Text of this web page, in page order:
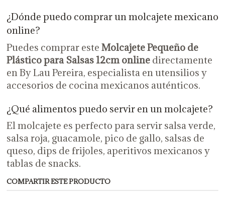
¿Dónde puedo comprar un molcajete mexicano
online?
Puedes comprar este Molcajete Pequeño de
Plástico para Salsas 12cm onlinedirectamente
en By Lau Pereira, especialista en utensilios y
accesorios de cocina mexicanos auténticos.
¿Qué alimentos puedo servir en un molcajete?
El molcajete es perfecto para servir salsa verde,
salsa roja, guacamole, pico de gallo, salsas de
queso, dips de frijoles, aperitivos mexicanos y
tablas de snacks.
COMPARTIR ESTE PRODUCTO